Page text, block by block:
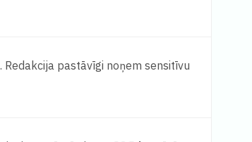
pastāvīgi noņem sensitīvu